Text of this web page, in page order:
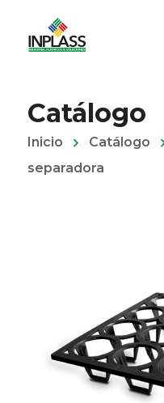
Catálogo
Inicio Catálogo
separadora